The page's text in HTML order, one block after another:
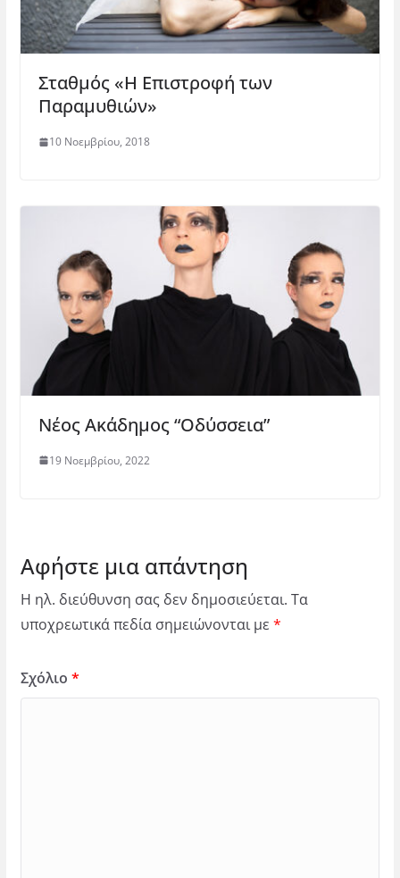
Σταθμός «Η Επιστροφή των
Παραμυθιών»
10 Νοεμβρίου, 2018
Νέος Ακάδημος “Οδύσσεια”
19 Νοεμβρίου, 2022
Αφήστε μια απάντηση
Η ηλ. διεύθυνση σας δεν δημοσιεύεται. Τα
υποχρεωτικά πεδία σημειώνονται με *
Σχόλιο *